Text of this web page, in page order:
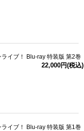
イブ！ Blu-ray 特装版 第2巻
22,000円(税込)
イブ！ Blu-ray 特装版 第1巻